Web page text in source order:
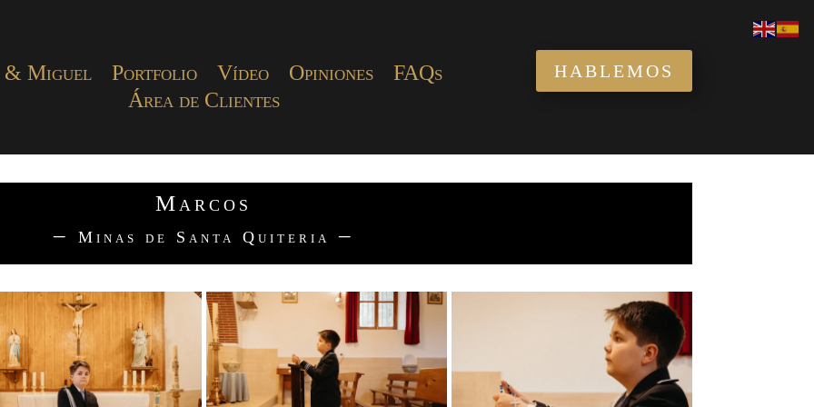
& Miguel Portfolio Vídeo Opiniones
FAQs
Área de Clientes
HABLEMOS
Marcos
–
Minas de Santa Quiteria –